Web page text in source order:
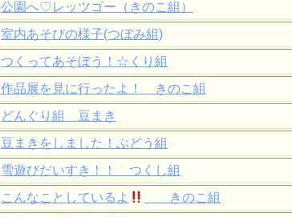
公園へ♡レッツゴー（きのこ組）
室内あそびの様子(つぼみ組)
つくってあそぼう！☆くり組
作品展を見に行ったよ！ きのこ組
どんぐり組 豆まき
豆まきをしました！ぶどう組
雪遊びだいすき！！ つくし組
こんなことしているよ
きのこ組